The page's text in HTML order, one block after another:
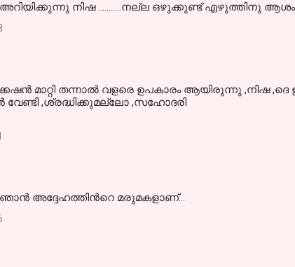
നിഷ ...........നല്ല ഒഴുക്കുണ്ട് എഴുത്തിനു
മാറ്റി തന്നാല്‍ വളരെ ഉപകാരം ആയിരുന്നു ,നിഷ
,ശ്രദ്ധിക്കുമല്ലോ ,സഹോദരി
അദ്ദേഹത്തിന്‍റെ മരുമകളാണ്...